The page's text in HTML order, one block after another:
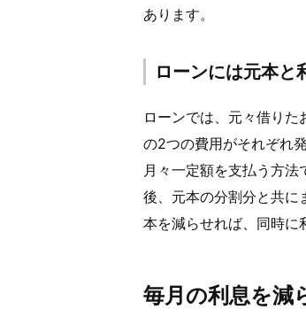
あります。
ローンには元本と
ローンでは、元々借り
の2つの費用がそれぞれ
月々一定額を支払う方
後、元本の分割分と共に
本を減らせれば、同時に
毎月の利息を